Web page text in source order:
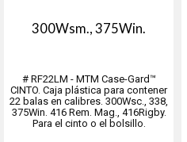
300Wsm., 375Win.
# RF22LM - MTM Case-Gard™
CINTO. Caja plástica para contener
22 balas en calibres. 300Wsc., 338,
375Win. 416 Rem. Mag., 416Rigby.
Para el cinto o el bolsillo.